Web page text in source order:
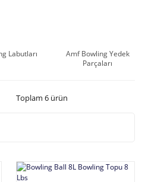
Labutları
Amf Bowling Yedek
Parçaları
Toplam 6 ürün